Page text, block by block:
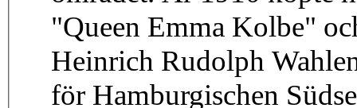
"Queen Emma Kolbe"
Heinrich Rudolph
för Hamburgischen